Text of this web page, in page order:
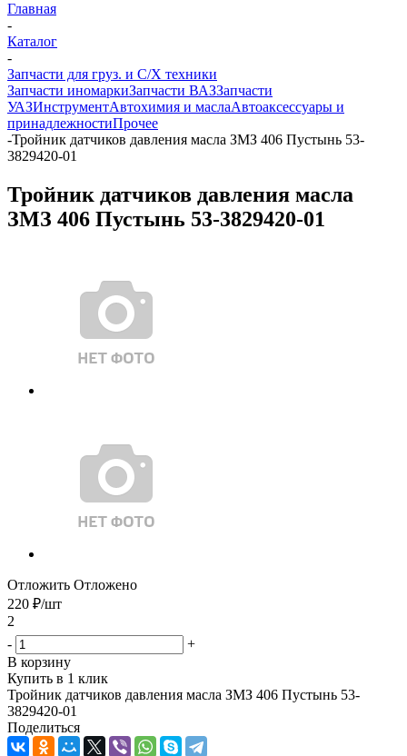
Главная
-
Каталог
-
Запчасти для груз. и С/Х техники
Запчасти иномаркиЗапчасти ВАЗЗапчасти
УАЗИнструментАвтохимия и маслаАвтоаксессуары и
принадлежностиПрочее
-Тройник датчиков давления масла ЗМЗ 406 Пустынь 53-
3829420-01
Тройник датчиков давления масла
ЗМЗ 406 Пустынь 53-3829420-01
Отложить Отложено
220 ₽/шт
2
-
+
В корзину
Купить в 1 клик
Тройник датчиков давления масла ЗМЗ 406 Пустынь 53-
3829420-01
Поделиться